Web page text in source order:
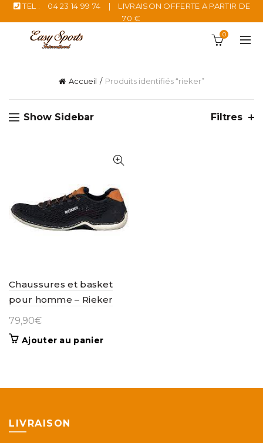
TEL : 04 23 14 99 74 |
LIVRAISON OFFERTE A PARTIR DE
70 €
0
Accueil Produits identifiés “rieker”
Show Sidebar Filtres
Chaussures et basket
pour homme – Rieker
79,90€
Ajouter au panier
LIVRAISON